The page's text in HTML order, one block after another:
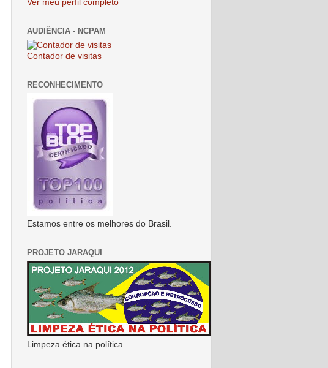
Ver meu perfil completo
AUDIÊNCIA - NCPAM
Contador de visitas
RECONHECIMENTO
Estamos entre os melhores do Brasil.
PROJETO JARAQUI
Limpeza ética na política